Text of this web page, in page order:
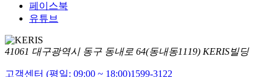
페이스북
유튜브
41061 대구광역시 동구 동내로 64(동내동1119) KERIS빌딩
고객센터 (평일: 09:00 ~ 18:00)1599-3122